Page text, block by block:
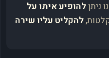
ניתןלהופיע איתו על
להקליט עליו שירה